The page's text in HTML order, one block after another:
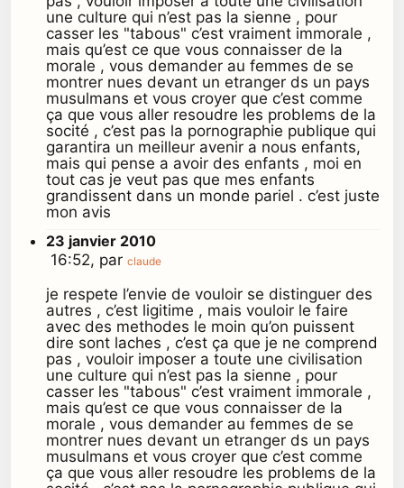
une culture qui n’est pas la sienne , pour
casser les "tabous" c’est vraiment immorale ,
mais qu’est ce que vous connaisser de la
morale , vous demander au femmes de se
montrer nues devant un etranger ds un pays
musulmans et vous croyer que c’est comme
ça que vous aller resoudre les problems de la
socité , c’est pas la pornographie publique qui
garantira un meilleur avenir a nous enfants,
mais qui pense a avoir des enfants , moi en
tout cas je veut pas que mes enfants
grandissent dans un monde pariel . c’est juste
mon avis
23 janvier 2010
16:52, par claude
je respete l’envie de vouloir se distinguer des
autres , c’est ligitime , mais vouloir le faire
avec des methodes le moin qu’on puissent
dire sont laches , c’est ça que je ne comprend
pas , vouloir imposer a toute une civilisation
une culture qui n’est pas la sienne , pour
casser les "tabous" c’est vraiment immorale ,
mais qu’est ce que vous connaisser de la
morale , vous demander au femmes de se
montrer nues devant un etranger ds un pays
musulmans et vous croyer que c’est comme
ça que vous aller resoudre les problems de la